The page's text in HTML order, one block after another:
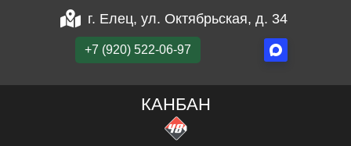
г. Елец, ул. Октябрьская, д. 34
+7 (920) 522-06-97
КАНБАН